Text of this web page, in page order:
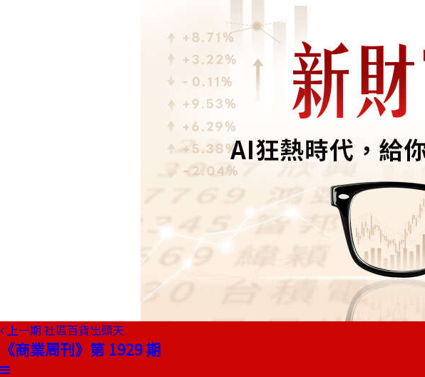
上一期 社區百貨出頭天
《商業周刊》第 1929 期